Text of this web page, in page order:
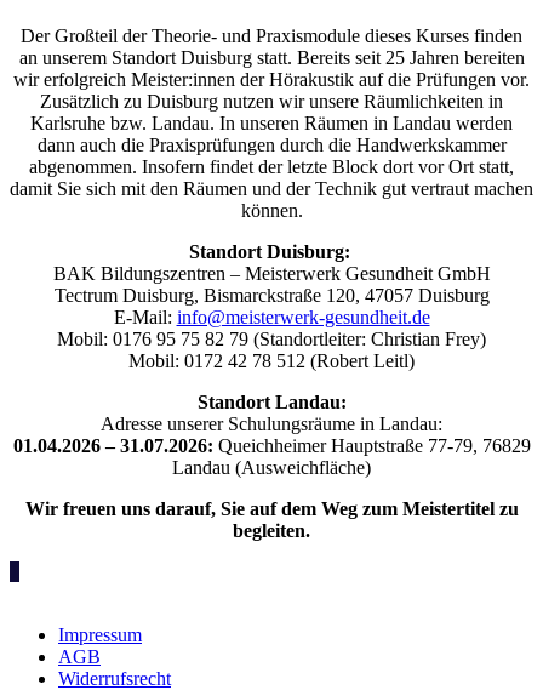
Der Großteil der Theorie- und Praxismodule dieses Kurses finden
an unserem Standort Duisburg statt. Bereits seit 25 Jahren bereiten
wir erfolgreich Meister:innen der Hörakustik auf die Prüfungen vor.
Zusätzlich zu Duisburg nutzen wir unsere Räumlichkeiten in
Karlsruhe bzw. Landau. In unseren Räumen in Landau werden
dann auch die Praxisprüfungen durch die Handwerkskammer
abgenommen. Insofern findet der letzte Block dort vor Ort statt,
damit Sie sich mit den Räumen und der Technik gut vertraut machen
können.
Standort Duisburg:
BAK Bildungszentren – Meisterwerk Gesundheit GmbH
Tectrum Duisburg, Bismarckstraße 120, 47057 Duisburg
E-Mail: info@meisterwerk-gesundheit.de
Mobil: 0176 95 75 82 79 (Standortleiter: Christian Frey)
Mobil: 0172 42 78 512 (Robert Leitl)
Standort Landau:
Adresse unserer Schulungsräume in Landau:
01.04.2026 – 31.07.2026: Queichheimer Hauptstraße 77-79, 76829
Landau (Ausweichfläche)
Wir freuen uns darauf, Sie auf dem Weg zum Meistertitel zu
begleiten.
Impressum
AGB
Widerrufsrecht